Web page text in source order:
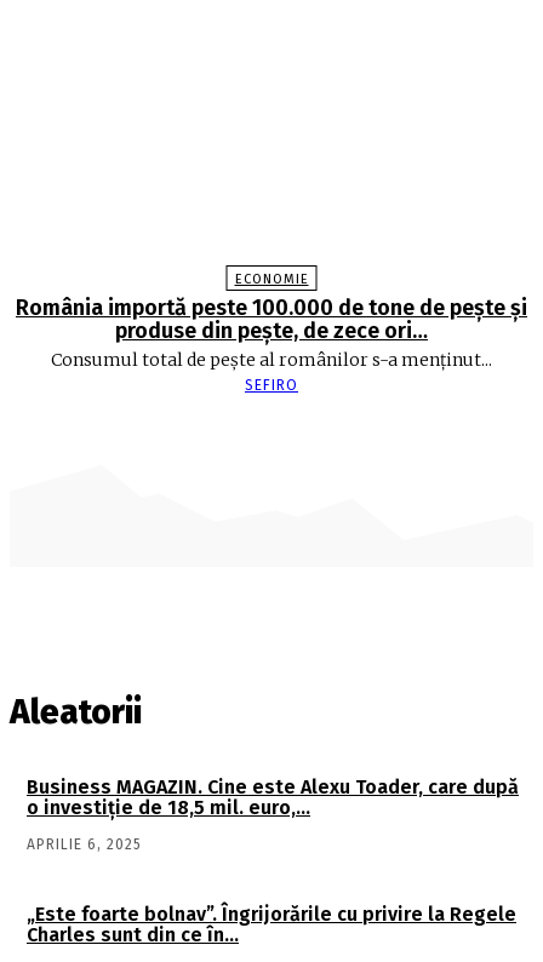
ECONOMIE
România importă peste 100.000 de tone de peşte şi
produse din peşte, de zece ori…
Consumul total de peşte al ro­mâ­nilor s-a menţinut...
SEFIRO
Aleatorii
Business MAGAZIN. Cine este Alexu Toader, care după
o investiţie de 18,5 mil. euro,…
APRILIE 6, 2025
„Este foarte bolnav”. Îngrijorările cu privire la Regele
Charles sunt din ce în…